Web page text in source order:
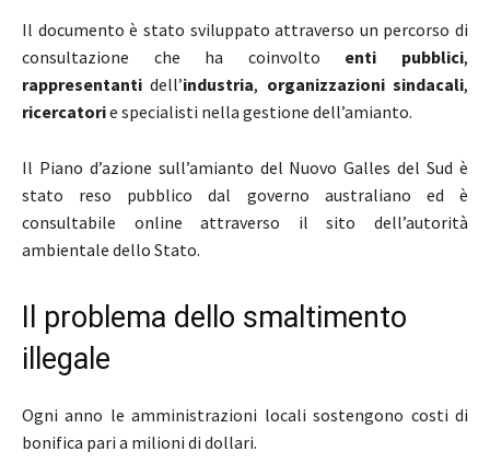
Il documento è stato sviluppato attraverso un percorso di
consultazione che ha coinvolto enti pubblici,
rappresentanti dell’industria, organizzazioni sindacali,
ricercatorie specialisti nella gestione dell’amianto.
Il Piano d’azione sull’amianto del Nuovo Galles del Sud è
stato reso pubblico dal governo australiano ed è
consultabile online attraverso il sito dell’autorità
ambientale dello Stato.
Il problema dello smaltimento
illegale
Ogni anno le amministrazioni locali sostengono costi di
bonifica pari a milioni di dollari.